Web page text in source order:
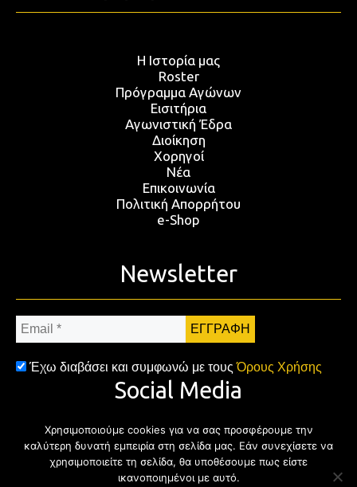
Η Ιστορία μας
Roster
Πρόγραμμα Αγώνων
Εισιτήρια
Αγωνιστική Έδρα
Διοίκηση
Χορηγοί
Νέα
Επικοινωνία
Πολιτική Απορρήτου
e-Shop
Newsletter
Email
*
Έχω διαβάσει και συμφωνώ με τουςΌρους Χρήσης
Social Media
FacebookTwitter Instagram
Χρησιμοποιούμε cookies για να σας προσφέρουμε την
καλύτερη δυνατή εμπειρία στη σελίδα μας. Εάν συνεχίσετε να
χρησιμοποιείτε τη σελίδα, θα υποθέσουμε πως είστε
ικανοποιημένοι με αυτό.